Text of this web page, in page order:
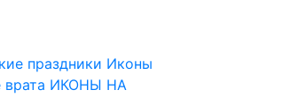
праздники Иконы
ИКОНЫ НА